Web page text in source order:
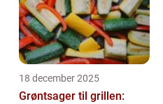
18 december 2025
Grøntsager til grillen: